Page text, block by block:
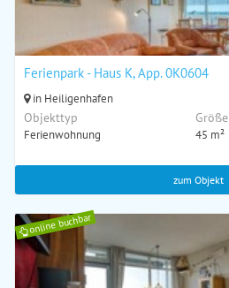
Ferienpark - Haus K, App. 0K0604
in Heiligenhafen
Objekttyp
Ferienwohnung
Größe
45 m²
zum Objekt
online buchbar